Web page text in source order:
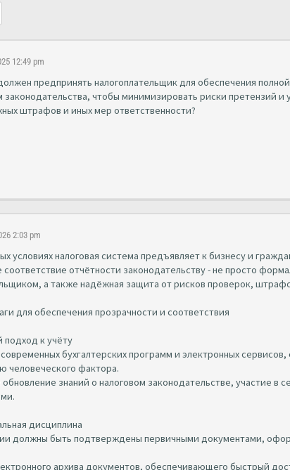
12:49 pm
предпринять налогоплательщик для обеспечения
законодательства, чтобы минимизировать риски претензий
штрафов и иных мер ответственности?
2:03 pm
условиях налоговая система предъявляет к бизнесу и
соответствие отчётности законодательству - не просто
а также надёжная защита от рисков проверок,
для обеспечения прозрачности и соответствия
подход к учёту
бухгалтерских программ и электронных
человеческого фактора.
обновление знаний о налоговом законодательстве, участие в
дисциплина
должны быть подтверждены первичными документами,
архива документов, обеспечивающего быстрый